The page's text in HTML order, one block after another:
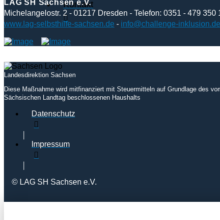
Kontakt
LAG SH Sachsen e.V.
Michelangelostr. 2 - 01217 Dresden - Telefon: 0351 - 479 350
www.lag-selbsthilfe-sachsen.de - info@challenge-inklusion.de
Landesdirektion Sachsen
Diese Maßnahme wird mitfinanziert mit Steuermitteln auf Grundlage des
Sächsischen Landtag beschlossenen Haushalts
Datenschutz
Impressum
© LAG SH Sachsen e.V.